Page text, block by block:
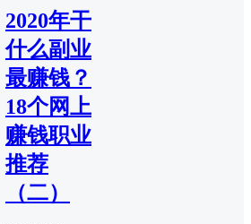
2020年干
什么副业
最赚钱？
18个网上
赚钱职业
推荐
（二）